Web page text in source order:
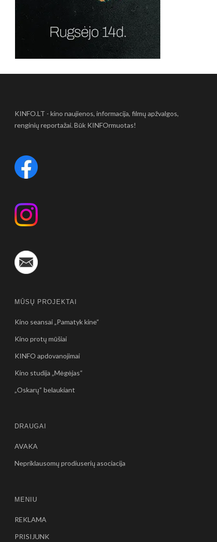
KINFO.LT - kino naujienos, informacija, filmų apžvalgos,
renginių reportažai. Būk KINFOrmuotas!
MŪSŲ PROJEKTAI
Kino seansai „Pamatyk kine“
Kino protų mūšiai
KINFO apdovanojimai
Kino studija „Mėgėjas“
„Oskarų“ belaukiant
DRAUGAI
AVAKA
Nepriklausomų prodiuserių asociacija
MENIU
REKLAMA
PRISIJUNK